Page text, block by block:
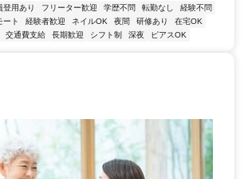
登用あり フリーター歓迎 学歴不問 転勤なし
経験不問
ート 経験者歓迎 ネイルOK 夜間 研修あり
在宅OK
交通費支給 長期歓迎 シフト制 深夜 ピアスOK